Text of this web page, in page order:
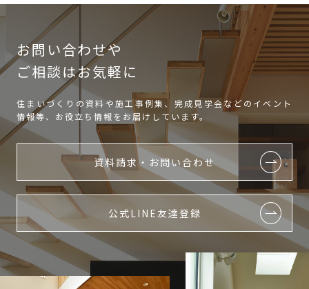
お問い合わせや
ご相談はお気軽に
住まいづくりの資料や施工事例集、完成見学会などのイベント
情報等、お役立ち情報をお届けしています。
資料請求・お問い合わせ
公式LINE友達登録